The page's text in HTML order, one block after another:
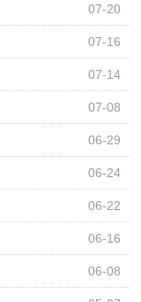
07-20
07-16
07-14
07-08
06-29
06-24
06-22
06-16
06-08